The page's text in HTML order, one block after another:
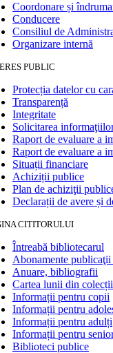
Coordonare și
Conducere
Consiliul de
Organizare internă
PUBLIC
Protecția datelor cu
Transparență
Integritate
Solicitarea
Raport de evaluare a
Raport de evaluare a
Situații financiare
Achiziții publice
Plan de achiziţii
Declarații de avere și
CITITORULUI
Întreabă bibliotecarul
Abonamente
Anuare, bibliografii
Cartea lunii din
Informații pentru copii
Informații pentru
Informații pentru adulți
Informații pentru
Biblioteci publice